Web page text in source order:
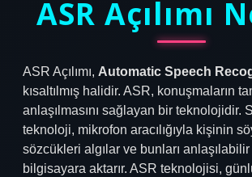
ASR Açılımı
ASR Açılımı, Automatic Speech
kısaltılmış halidir. ASR, konuşmaların
anlaşılmasını sağlayan bir teknolojidir.
teknoloji, mikrofon aracılığıyla kişinin
sözcükleri algılar ve bunları
bilgisayara aktarır. ASR teknolojisi,